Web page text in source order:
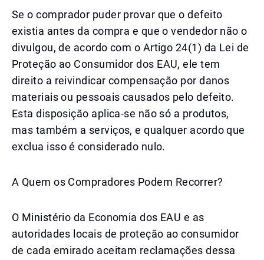
Se o comprador puder provar que o defeito
existia antes da compra e que o vendedor não o
divulgou, de acordo com o Artigo 24(1) da Lei de
Proteção ao Consumidor dos EAU, ele tem
direito a reivindicar compensação por danos
materiais ou pessoais causados pelo defeito.
Esta disposição aplica-se não só a produtos,
mas também a serviços, e qualquer acordo que
exclua isso é considerado nulo.
A Quem os Compradores Podem Recorrer?
O Ministério da Economia dos EAU e as
autoridades locais de proteção ao consumidor
de cada emirado aceitam reclamações dessa